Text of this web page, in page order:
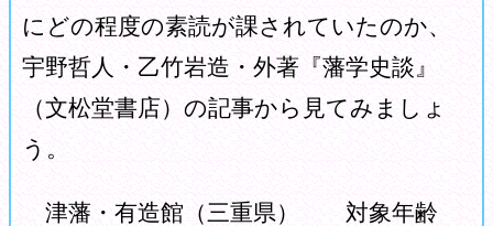
にどの程度の素読が課されていたのか、
宇野哲人・乙竹岩造・外著『藩学史談』
（文松堂書店）の記事から見てみましょ
う。
津藩・有造館（三重県） 対象年齢